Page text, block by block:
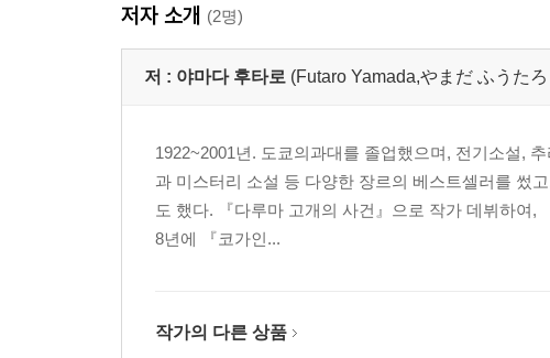
삼견(三犬) 평정
외박진(外縛陣)
닌자술 ‘음(淫)’
시노 아가씨
음설(陰舌)
곳간의 안과 밖
지병풍(地屛風)
내박진(內縛陣)
저자 소개 (2명)
저 : 야마다 후타로 (Futaro Yamada,やまだ ふうた
1922~2001년. 도쿄의과대를 졸업했으며, 전기소설,
과 미스터리 소설 등 다양한 장르의 베스트셀러를 썼
도 했다. 『다루마 고개의 사건』으로 작가 데뷔하여,
8년에 『코가인...
작가의 다른 상품